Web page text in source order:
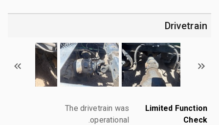
Drivetrain
Limited Function
Check
The drivetrain was
operational.